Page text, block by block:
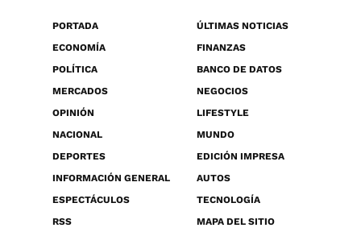
PORTADA
ÚLTIMAS NOTICIAS
ECONOMÍA
FINANZAS
POLÍTICA
BANCO DE DATOS
MERCADOS
NEGOCIOS
OPINIÓN
LIFESTYLE
NACIONAL
MUNDO
DEPORTES
EDICIÓN IMPRESA
INFORMACIÓN GENERAL
AUTOS
ESPECTÁCULOS
TECNOLOGÍA
RSS
MAPA DEL SITIO